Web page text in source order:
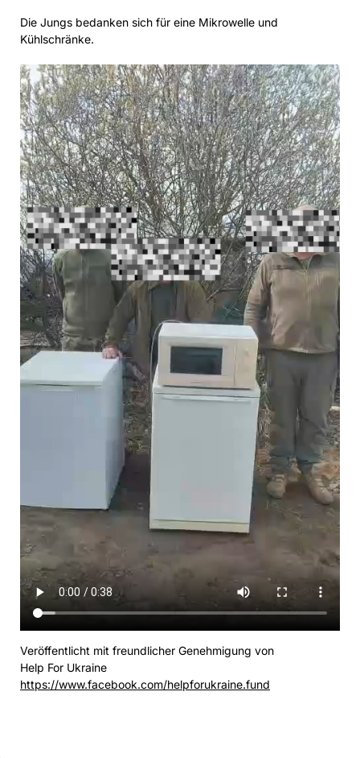
Die Jungs bedanken sich für eine Mikrowelle und
Kühlschränke.
Veröffentlicht mit freundlicher Genehmigung von
Help For Ukraine
https://www.facebook.com/helpforukraine.fund